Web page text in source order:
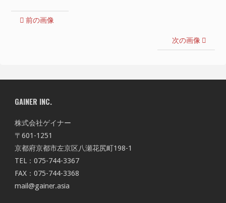
前の画像
次の画像
GAINER INC.
株式会社ゲイナー
〒601-1251
京都府京都市左京区八瀬花尻町198-1
TEL：075-744-3367
FAX：075-744-3368
mail@gainer.asia